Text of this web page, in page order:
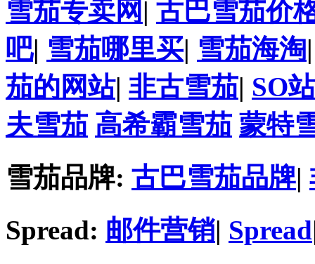
雪茄专卖网 | 古巴雪茄价
吧| 雪茄哪里买| 雪茄海淘
茄的网站| 非古雪茄| SO站
夫雪茄 高希霸雪茄 蒙特
雪茄品牌: 古巴雪茄品牌|
Spread: 邮件营销| Spread